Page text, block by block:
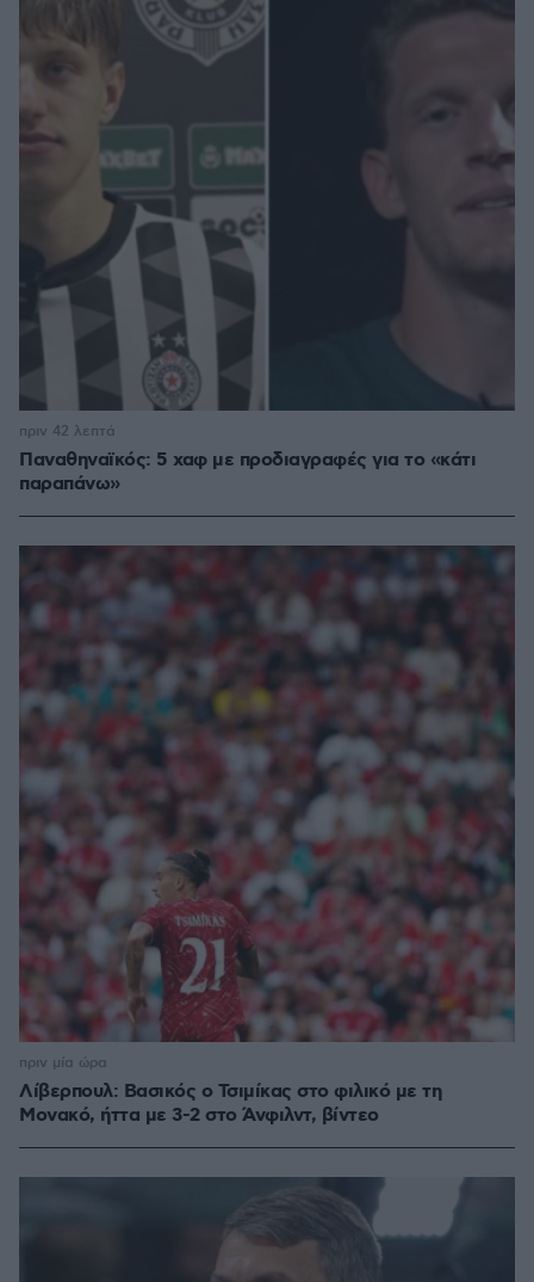
Παναθηναϊκός: 5 χαφ με προδιαγραφές για το «κάτι
παραπάνω»
πριν 42 λεπτά
Λίβερπουλ: Βασικός ο Τσιμίκας στο φιλικό με τη
Μονακό, ήττα με 3-2 στο Άνφιλντ, βίντεο
πριν μία ώρα